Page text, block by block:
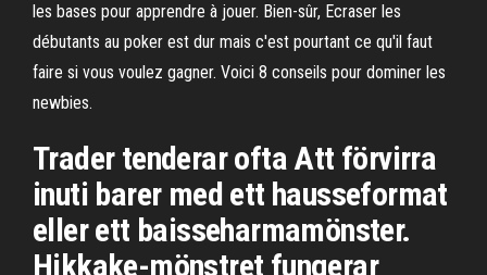
les bases pour apprendre à jouer. Bien-sûr, Ecraser les
débutants au poker est dur mais c'est pourtant ce qu'il faut
faire si vous voulez gagner. Voici 8 conseils pour dominer les
newbies.
Trader tenderar ofta Att förvirra
inuti barer med ett hausseformat
eller ett baisseharmamönster.
Hikkake-mönstret fungerar